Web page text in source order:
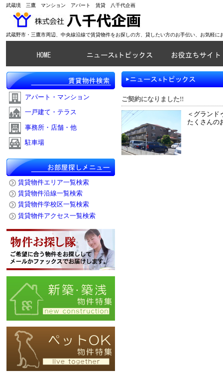
武蔵境 三鷹 マンション アパート 賃貸 八千代企画
武蔵野市・三鷹市周辺、中央線沿線で賃貸物件をお探しの方、貸したい方のお手伝い、お気軽に
アパート・マンション
一戸建て・テラス
事務所・店舗・他
駐車場
賃貸物件エリア一覧検索
賃貸物件沿線一覧検索
賃貸物件学校区一覧検索
賃貸物件アクセス一覧検索
ご契約になりました!!
＜グランド
たくさんの